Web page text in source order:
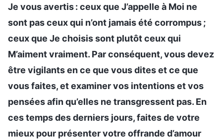
Je vous avertis : ceux que J’appelle à Moi ne
sont pas ceux qui n’ont jamais été corrompus ;
ceux que Je choisis sont plutôt ceux qui
M’aiment vraiment. Par conséquent, vous devez
être vigilants en ce que vous dites et ce que
vous faites, et examiner vos intentions et vos
pensées afin qu’elles ne transgressent pas. En
ces temps des derniers jours, faites de votre
mieux pour présenter votre offrande d’amour